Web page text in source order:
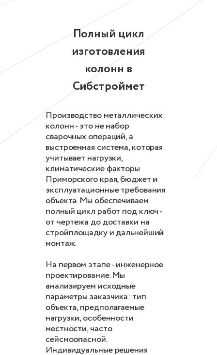
Полный цикл
изготовления
колонн в
Сибстроймет
Производство металлических
колонн - это не набор
сварочных операций, а
выстроенная система, которая
учитывает нагрузки,
климатические факторы
Приморского края, бюджет и
эксплуатационные требования
объекта. Мы обеспечиваем
полный цикл работ под ключ -
от чертежа до доставки на
стройплощадку и дальнейший
монтаж.
На первом этапе - инженерное
проектирование. Мы
анализируем исходные
параметры заказчика: тип
объекта, предполагаемые
нагрузки, особенности
местности, часто
сейсмоопасной.
Индивидуальные решения